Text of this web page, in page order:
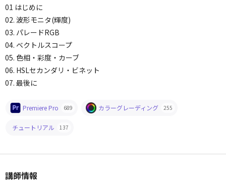
01 はじめに
02. 波形モニタ(輝度)
03. パレードRGB
04. ベクトルスコープ
05. 色相・彩度・カーブ
06. HSLセカンダリ・ビネット
07. 最後に
Premiere Pro 689 カラーグレーディング 255
チュートリアル 137
講師情報